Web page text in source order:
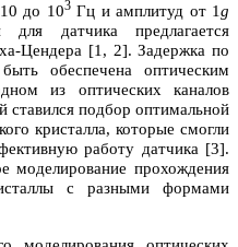
до 103Гц и амплитуд от 1g
датчика предлагается
Цендера [1, 2]. Задержка по
обеспечена оптическим
из оптических каналов
ставился подбор оптимальной
кристалла, которые смогли
работу датчика [3].
моделирование прохождения
с разными формами